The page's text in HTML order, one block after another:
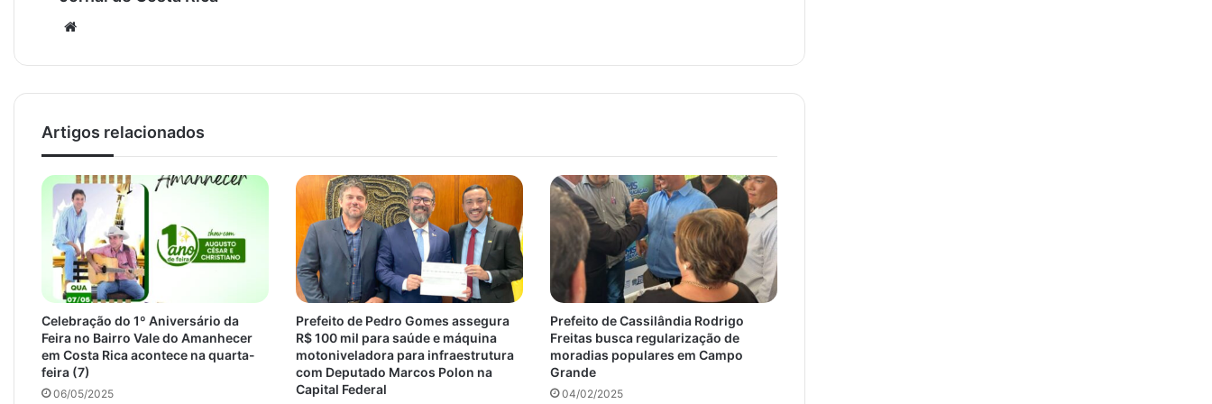
Artigos relacionados
Celebração do 1º Aniversário da
Feira no Bairro Vale do Amanhecer
em Costa Rica acontece na quarta-
feira (7)
06/05/2025
Prefeito de Pedro Gomes assegura
R$ 100 mil para saúde e máquina
motoniveladora para infraestrutura
com Deputado Marcos Polon na
Capital Federal
Prefeito de Cassilândia Rodrigo
Freitas busca regularização de
moradias populares em Campo
Grande
04/02/2025